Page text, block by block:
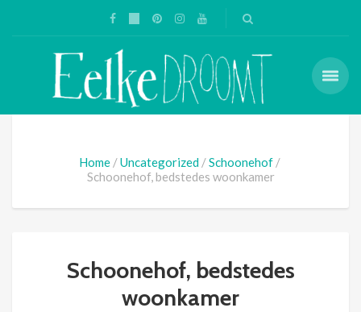
Home Uncategorized
Schoonehof
Schoonehof, bedstedes woonkamer
Schoonehof, bedstedes
woonkamer